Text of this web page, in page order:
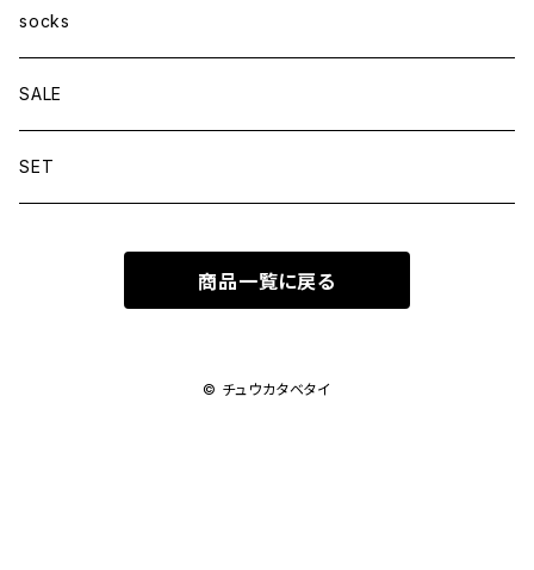
socks
SALE
SET
商品一覧に戻る
© チュウカタベタイ